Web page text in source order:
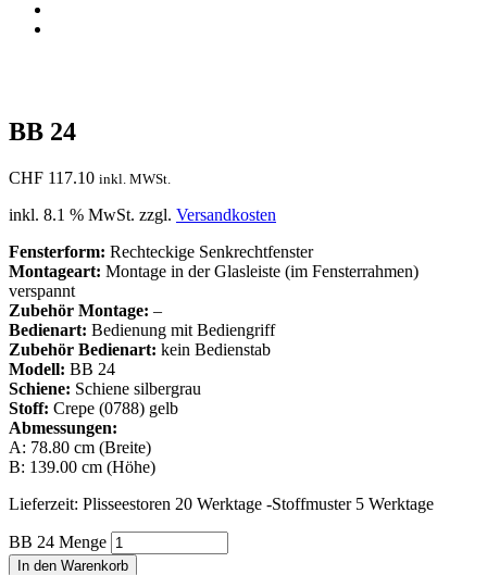
BB 24
CHF 117.10 inkl. MWSt.
inkl. 8.1 % MwSt. zzgl. Versandkosten
Fensterform: Rechteckige Senkrechtfenster
Montageart: Montage in der Glasleiste (im Fensterrahmen)
verspannt
Zubehör Montage: –
Bedienart: Bedienung mit Bediengriff
Zubehör Bedienart: kein Bedienstab
Modell: BB 24
Schiene: Schiene silbergrau
Stoff: Crepe (0788) gelb
Abmessungen:
A: 78.80 cm (Breite)
B: 139.00 cm (Höhe)
Lieferzeit: Plisseestoren 20 Werktage -Stoffmuster 5 Werktage
BB 24 Menge
In den Warenkorb